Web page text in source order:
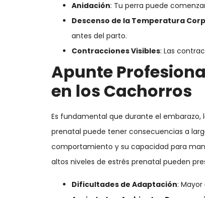
Anidación: Tu perra puede
Descenso de la Temperatura
antes del parto.
Contracciones Visibles: Las
Apunte
en los Cachorros
Es fundamental que durante el embarazo,
prenatal puede tener consecuencias a
comportamiento y su capacidad para
altos niveles de estrés prenatal pueden
Dificultades de Adaptación: